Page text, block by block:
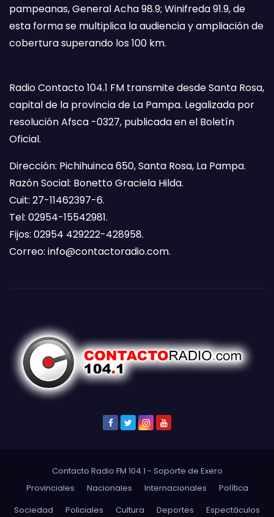
pampeanas, General Acha 98.9; Winifreda 91.9, de
esta forma se multiplica la audiencia y ampliación de
cobertura superando los 100 km.
Radio Contacto 104.1 FM transmite desde Santa Rosa,
capital de la provincia de La Pampa. Legalizada por
resolución Afsca -0327, publicada en el Boletín
Oficial.
Dirección: Pichihuinca 650, Santa Rosa, La Pampa.
Razón Social: Bonetto Graciela Hilda.
Cuit: 27-11462397-6.
Tel: 02954-15542981.
Fijos: 02954 429222-428958.
Correo: info@contactoradio.com.
Contacto Radio FM 104.1 - Soporte de Exero
Provinciales
Nacionales Internacionales
Política
Sociedad
Policiales Cultura Deportes Espectáculos